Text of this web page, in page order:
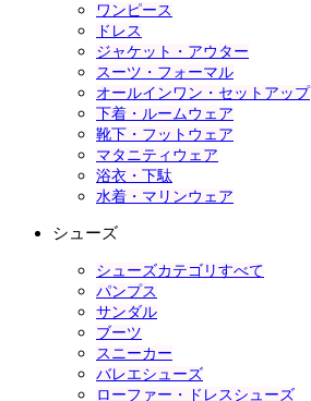
ワンピース
ドレス
ジャケット・アウター
スーツ・フォーマル
オールインワン・セットアップ
下着・ルームウェア
靴下・フットウェア
マタニティウェア
浴衣・下駄
水着・マリンウェア
シューズ
シューズカテゴリすべて
パンプス
サンダル
ブーツ
スニーカー
バレエシューズ
ローファー・ドレスシューズ